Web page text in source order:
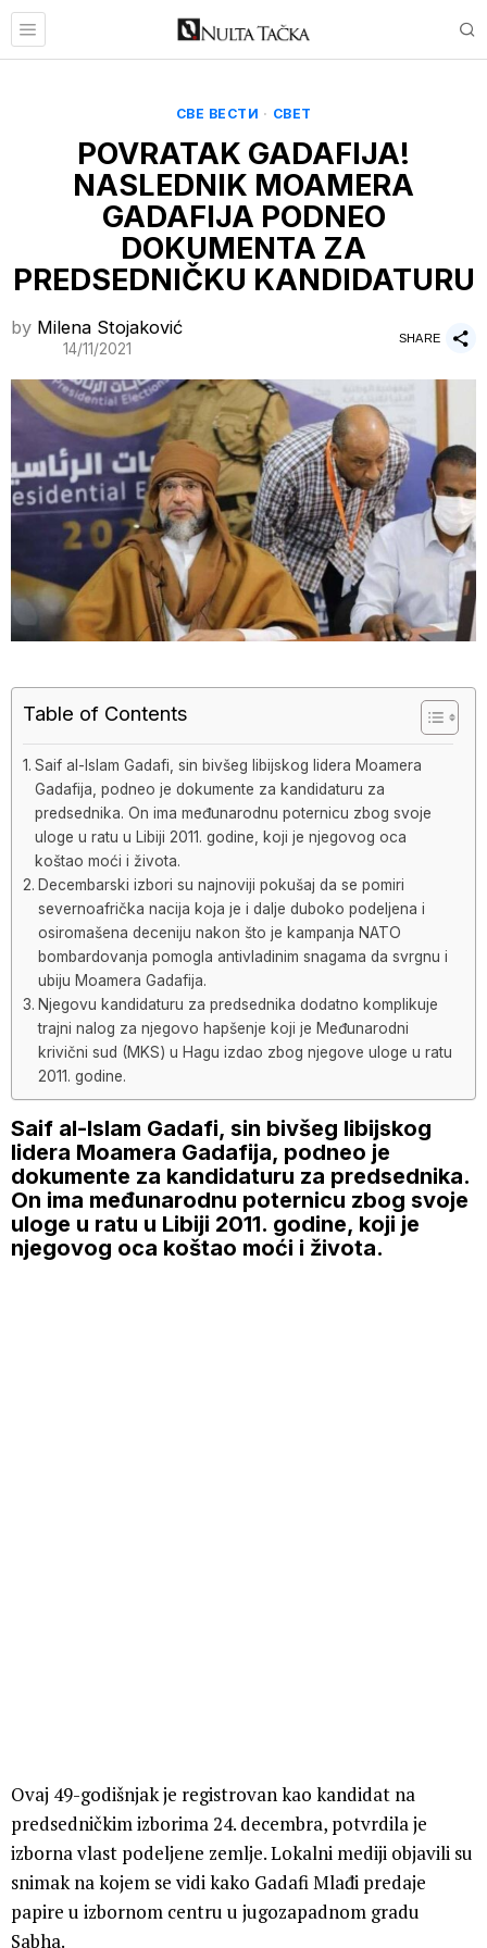
СВЕ ВЕСТИ · СВЕТ
POVRATAK GADAFIJA!
NASLEDNIK MOAMERA
GADAFIJA PODNEO
DOKUMENTA ZA
PREDSEDNIČKU KANDIDATURU
by Milena Stojaković
14/11/2021
SHARE
Table of Contents
Saif al-Islam Gadafi, sin bivšeg libijskog lidera Moamera
Gadafija, podneo je dokumente za kandidaturu za
predsednika. On ima međunarodnu poternicu zbog svoje
uloge u ratu u Libiji 2011. godine, koji je njegovog oca
koštao moći i života.
Decembarski izbori su najnoviji pokušaj da se pomiri
severnoafrička nacija koja je i dalje duboko podeljena i
osiromašena deceniju nakon što je kampanja NATO
bombardovanja pomogla antivladinim snagama da svrgnu i
ubiju Moamera Gadafija.
Njegovu kandidaturu za predsednika dodatno komplikuje
trajni nalog za njegovo hapšenje koji je Međunarodni
krivični sud (MKS) u Hagu izdao zbog njegove uloge u ratu
2011. godine.
Saif al-Islam Gadafi, sin bivšeg libijskog
lidera Moamera Gadafija, podneo je
dokumente za kandidaturu za predsednika.
On ima međunarodnu poternicu zbog svoje
uloge u ratu u Libiji 2011. godine, koji je
njegovog oca koštao moći i života.
Ovaj 49-godišnjak je registrovan kao kandidat na
predsedničkim izborima 24. decembra, potvrdila je
izborna vlast podeljene zemlje. Lokalni mediji objavili su
snimak na kojem se vidi kako Gadafi Mlađi predaje
papire u izbornom centru u jugozapadnom gradu
Sabha.